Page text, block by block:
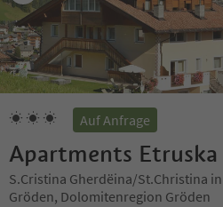
Auf Anfrage
Apartments Etruska
S.Cristina Gherdëina/St.Christina
Gröden, Dolomitenregion Gröden